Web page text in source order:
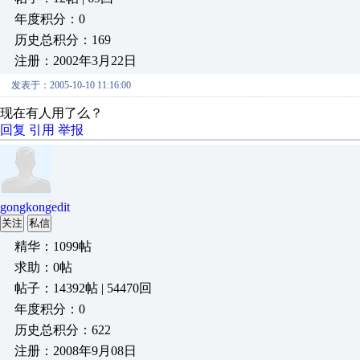
年度积分：0
历史总积分：169
注册：2002年3月22日
发表于：2005-10-10 11:16:00
现在有人用了么？
回复 引用 举报
gongkongedit
关注 私信
精华：1099帖
求助：0帖
帖子：14392帖 | 54470回
年度积分：0
历史总积分：622
注册：2008年9月08日